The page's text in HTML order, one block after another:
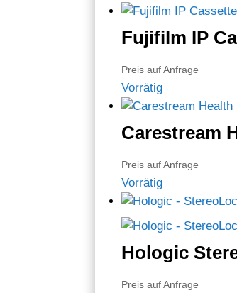
Fujifilm IP
Preis auf Anfrage
Vorrätig
Carestream
Preis auf Anfrage
Vorrätig
Hologic
Preis auf Anfrage